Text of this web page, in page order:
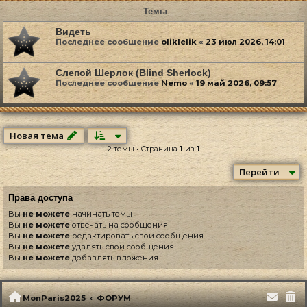
Темы
Видеть
Последнее сообщениеoliklelik«23 июл 2026, 14:01
Слепой Шерлок (Blind Sherlock)
Последнее сообщениеNemo «19 май 2026, 09:57
Новая тема
2 темы • Страница 1 из 1
Перейти
Права доступа
Выне можете начинать темы
Вы не можете отвечать на сообщения
Вы не можетередактировать свои сообщения
Выне можетеудалять свои сообщения
Выне можете добавлять вложения
MonParis2025 ФОРУМ